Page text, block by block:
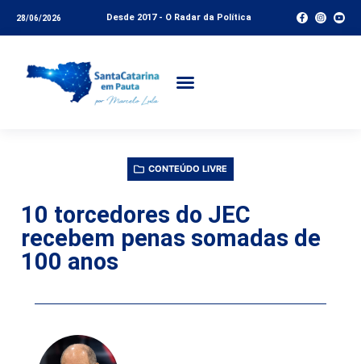
28/06/2026 Desde 2017 - O Radar da Política
CONTEÚDO LIVRE
10 torcedores do JEC
recebem penas somadas de
100 anos